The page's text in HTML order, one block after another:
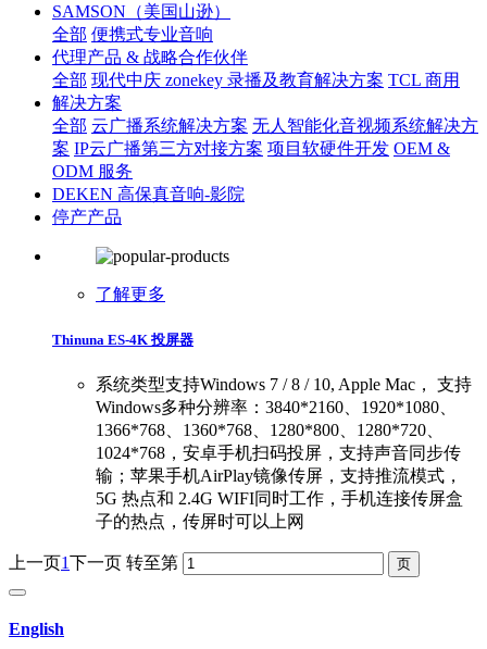
SAMSON（美国山逊）
全部 便携式专业音响
代理产品 & 战略合作伙伴
全部 现代中庆 zonekey 录播及教育解决方案 TCL 商用
解决方案
全部 云广播系统解决方案 无人智能化音视频系统解决方
案 IP云广播第三方对接方案 项目软硬件开发 OEM &
ODM 服务
DEKEN 高保真音响-影院
停产产品
了解更多
Thinuna ES-4K 投屏器
系统类型支持Windows 7 / 8 / 10, Apple Mac， 支持
Windows多种分辨率：3840*2160、1920*1080、
1366*768、1360*768、1280*800、1280*720、
1024*768，安卓手机扫码投屏，支持声音同步传
输；苹果手机AirPlay镜像传屏，支持推流模式，
5G 热点和 2.4G WIFI同时工作，手机连接传屏盒
子的热点，传屏时可以上网
上一页1下一页 转至第
English